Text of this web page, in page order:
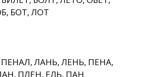
БОТ, ЛОТ
ЛАНЬ, ЛЕНЬ, ПЕНА,
ПЛЕН, ЕЛЬ, ПАН